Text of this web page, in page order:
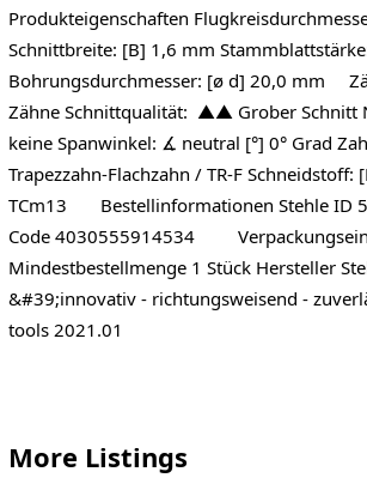
Produkteigenschaften
Schnittbreite: [B] 1,6 mm
Bohrungsdurchmesser: [ø d] 20,0 mm
Zähne Schnittqualität: ▲▲ Grober Schnitt
keine Spanwinkel: ∡ neutral [°] 0° Grad
Trapezzahn-Flachzahn / TR-F
TCm13 Bestellinformationen Stehle ID
Code 4030555914534
Mindestbestellmenge 1 Stück Hersteller
&#39;innovativ - richtungsweisend -
tools 2021.01
More Listings